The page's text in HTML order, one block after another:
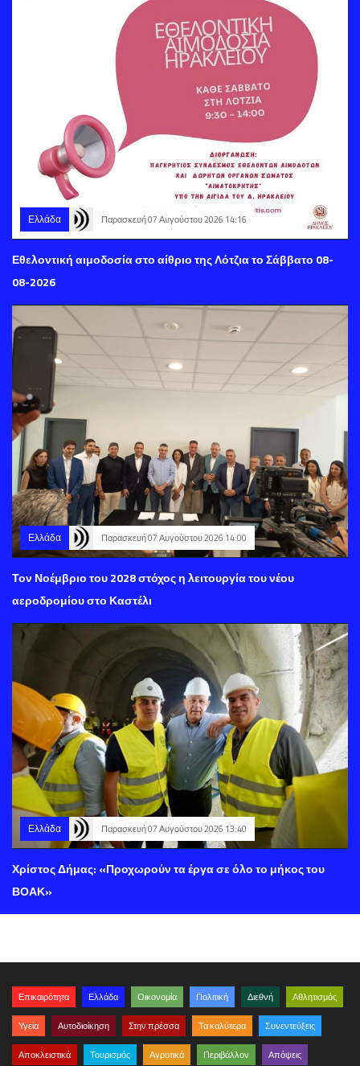
Ελλάδα Παρασκευή 07 Αυγούστου 2026 14:16
Εθελοντική αιμοδοσία στο αίθριο της Λότζια το Σάββατο 08-
08-2026
Ελλάδα Παρασκευή 07 Αυγούστου 2026 14:00
Τον Νοέμβριο του 2028 στόχος η λειτουργία του νέου
αεροδρομίου στο Καστέλι
Ελλάδα Παρασκευή 07 Αυγούστου 2026 13:40
Χρίστος Δήμας: «Προχωρούν τα έργα σε όλο το μήκος του
ΒΟΑΚ»
Επικαιρότητα Ελλάδα Οικονομία Πολιτική Διεθνή Αθλητισμός
Υγεία Αυτοδιοίκηση Στην πρέσσα Τα καλύτερα Συνεντεύξεις
Αποκλειστικά Τουρισμός Αγροτικά Περιβάλλον Απόψεις